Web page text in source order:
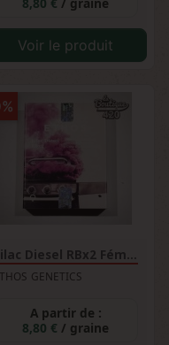
Voir le produit
Lilac Diesel RBx2 Féminisée
GENETICS
A partir de :
8,80 € / graine